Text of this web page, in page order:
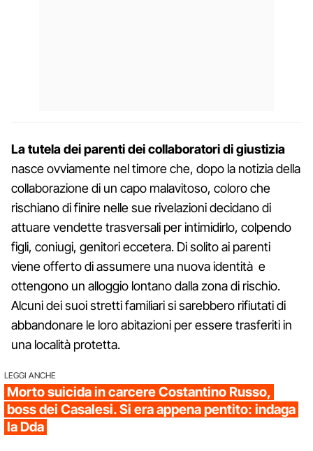
La tutela dei parenti dei collaboratori di giustizia
nasce ovviamente nel timore che, dopo la notizia della
collaborazione di un capo malavitoso, coloro che
rischiano di finire nelle sue rivelazioni decidano di
attuare vendette trasversali per intimidirlo, colpendo
figli, coniugi, genitori eccetera. Di solito ai parenti
viene offerto di assumere una nuova identità e
ottengono un alloggio lontano dalla zona di rischio.
Alcuni dei suoi stretti familiari si sarebbero rifiutati di
abbandonare le loro abitazioni per essere trasferiti in
una località protetta.
LEGGI ANCHE
Morto suicida in carcere Costantino Russo,
boss dei Casalesi. Si era appena pentito: indaga
la Dda